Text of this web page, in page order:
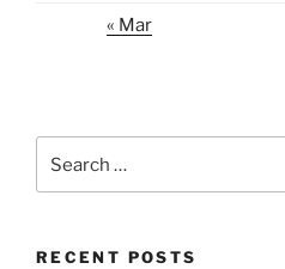
« Mar
for:
RECENT POSTS